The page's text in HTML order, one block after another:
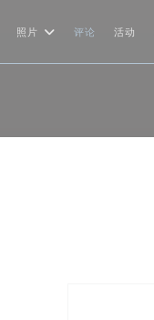
照片 评论 活动